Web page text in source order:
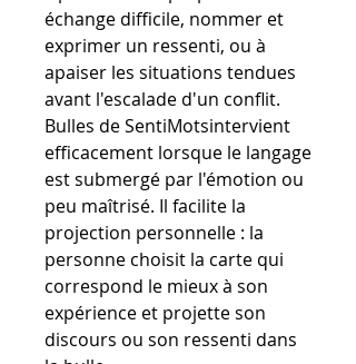
échange difficile, nommer et
exprimer un ressenti, ou à
apaiser les situations tendues
avant l'escalade d'un conflit.
Bulles de SentiMotsintervient
efficacement lorsque le langage
est submergé par l'émotion ou
peu maîtrisé. Il facilite la
projection personnelle : la
personne choisit la carte qui
correspond le mieux à son
expérience et projette son
discours ou son ressenti dans